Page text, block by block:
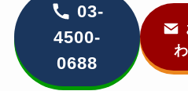
03-
4500-
0688